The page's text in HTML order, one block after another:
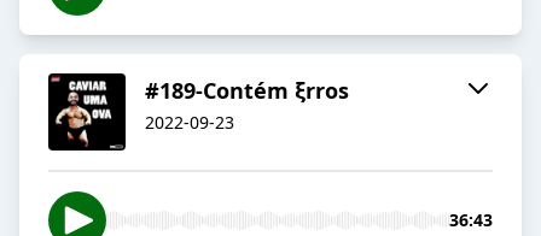
#189-Contém ξrros
2022-09-23
36:43